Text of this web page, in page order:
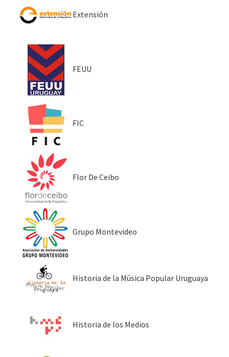
Extensión
FEUU
FIC
Flor De Ceibo
Grupo Montevideo
Historia de la Música Popular Uruguaya
Historia de los Medios